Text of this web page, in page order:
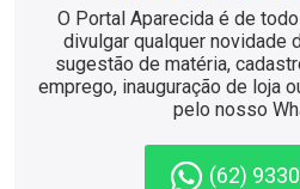
O Portal Aparecida é de
divulgar qualquer novidade
sugestão de matéria,
emprego, inauguração de loja
pelo nosso
(62)